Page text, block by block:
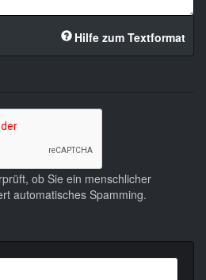
Hilfe zum Textformat
ob Sie ein menschlicher
automatisches Spamming.